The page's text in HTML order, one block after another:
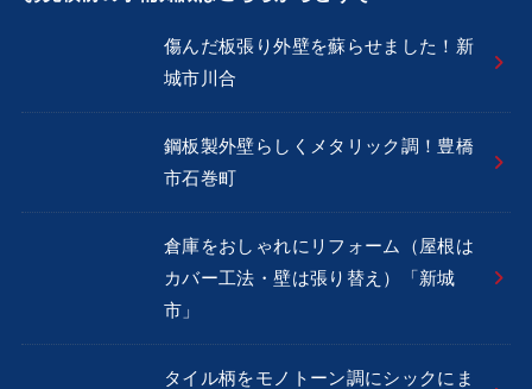
傷んだ板張り外壁を蘇らせました！新
城市川合
鋼板製外壁らしくメタリック調！豊橋
市石巻町
倉庫をおしゃれにリフォーム（屋根は
カバー工法・壁は張り替え）「新城
市」
タイル柄をモノトーン調にシックにま